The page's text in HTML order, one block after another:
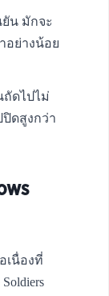
น มักจะ
อย่างน้อย
ถัดไปไม่
ดสูงกว่า
เนื่องที่